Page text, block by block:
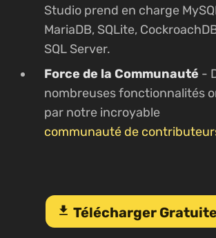
Studio prend en charge
MariaDB, SQLite,
SQL Server.
Force de la Communauté -
nombreuses fonctionnalités
par notre incroyable
communauté de
download Télécharger